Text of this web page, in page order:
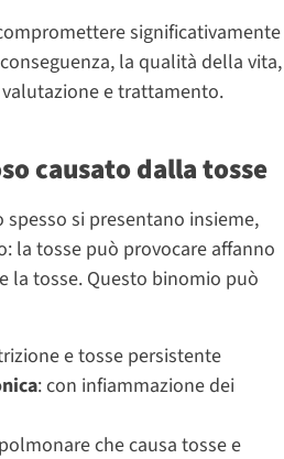
significativamente
la qualità della vita,
e trattamento.
causato dalla tosse
si presentano insieme,
la tosse può provocare affanno
la tosse. Questo binomio può
e tosse persistente
: con infiammazione dei
che causa tosse e